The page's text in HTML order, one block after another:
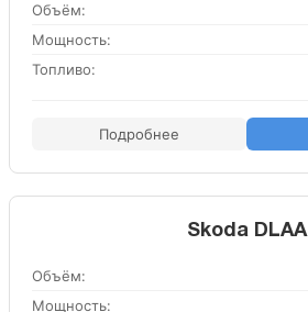
Объём:
Мощность:
Топливо:
Подробнее
Skoda DLAA
Объём:
Мощность: